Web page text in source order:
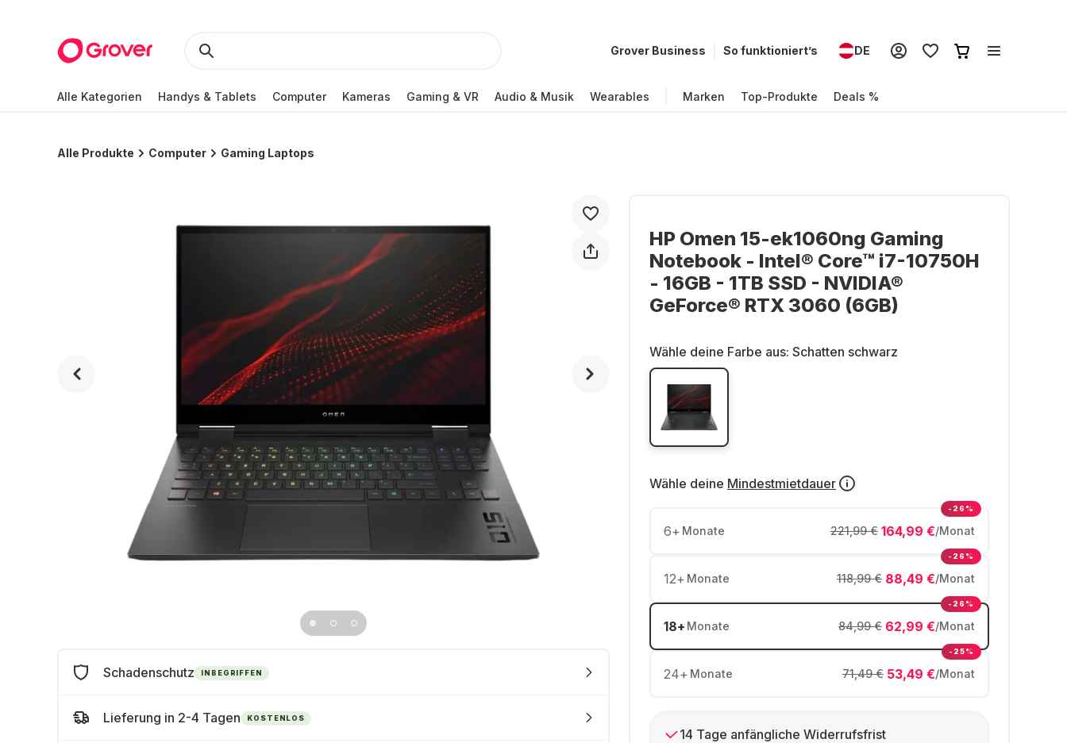
Grover Business So funktioniert’s DE
Alle Kategorien Handys & Tablets Computer Kameras Gaming & VR Audio & Musik Wearables Marken Top-Produkte Deals %
Alle Produkte Computer Gaming Laptops
HP Omen 15-ek1060ng Gaming
Notebook - Intel® Core™ i7-10750H
- 16GB - 1TB SSD - NVIDIA®
GeForce® RTX 3060 (6GB)
Wähle deine Farbe aus: Schatten schwarz
Wähle deine Mindestmietdauer
6+ Monate 164,99 €/Monat
221,99 €
-26%
12+ Monate 88,49 €/Monat
118,99 €
-26%
18+ Monate 62,99 €/Monat
84,99 €
-26%
24+ Monate 53,49 €/Monat
71,49 €
-25%
14 Tage anfängliche Widerrufsfrist
Schadenschutz INBEGRIFFEN
Lieferung in 2-4 Tagen KOSTENLOS